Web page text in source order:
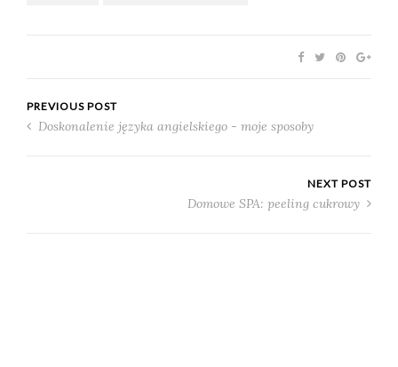
PREVIOUS POST
Doskonalenie języka angielskiego - moje sposoby
NEXT POST
Domowe SPA: peeling cukrowy